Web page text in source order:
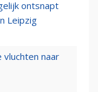
ontsnapt
Leipzig
naar